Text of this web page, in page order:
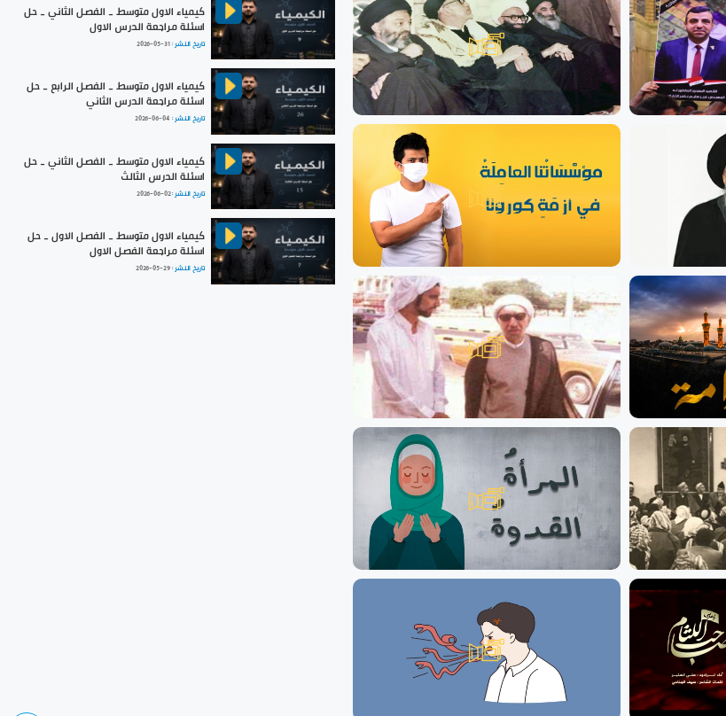
كيمياء الاول متوسط _ الفصل الثاني _ حل
اسئلة مراجعة الدرس الاول
تاريخ النشر :2026-05-31
كيمياء الاول متوسط _ الفصل الرابع _ حل
اسئلة مراجعة الدرس الثاني
تاريخ النشر : 2026-06-04
كيمياء الاول متوسط _ الفصل الثاني _ حل
اسئلة الدرس الثالث
تاريخ النشر :2026-06-02
كيمياء الاول متوسط _ الفصل الاول _ حل
اسئلة مراجعة الفصل الاول
تاريخ النشر :2026-05-29